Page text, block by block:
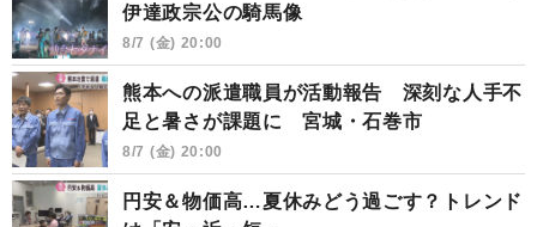
伊達政宗公の騎馬像
8/7 (金) 20:00
熊本への派遣職員が活動報告 深刻な人手不
足と暑さが課題に 宮城・石巻市
8/7 (金) 20:00
円安＆物価高…夏休みどう過ごす？トレンド